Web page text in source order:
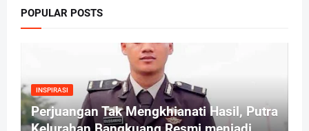
POPULAR POSTS
INSPIRASI
Perjuangan Tak Mengkhianati Hasil, Putra